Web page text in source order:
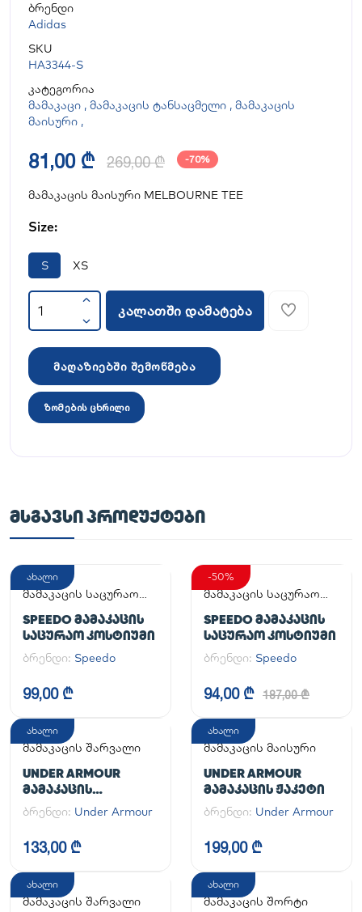
ბრენდი
Adidas
SKU
HA3344-S
კატეგორია
მამაკაცი , მამაკაცის ტანსაცმელი , მამაკაცის
მაისური ,
81,00 ₾ 269,00 ₾ -70%
მამაკაცის მაისური MELBOURNE TEE
Size:
S XS
კალათში დამატება
მაღაზიებში შემოწმება
ზომების ცხრილი
ᲛᲡᲒᲐᲕᲡᲘ ᲞᲠᲝᲓᲣᲥᲢᲔᲑᲘ
ახალი
მამაკაცის საცურაო
SPEEDO ᲛᲐᲛᲐᲙᲐᲪᲘᲡ
ᲡᲐᲪᲣᲠᲐᲝ ᲙᲝᲡᲢᲘᲣᲛᲘ
ბრენდი: Speedo
99,00 ₾
-50%
მამაკაცის საცურაო
SPEEDO ᲛᲐᲛᲐᲙᲐᲪᲘᲡ
ᲡᲐᲪᲣᲠᲐᲝ ᲙᲝᲡᲢᲘᲣᲛᲘ
ბრენდი: Speedo
94,00 ₾ 187,00 ₾
ახალი
მამაკაცის შარვალი
UNDER ARMOUR
ᲛᲐᲛᲐᲙᲐᲪᲘᲡ
ᲡᲞᲝᲠᲢᲣᲚᲘ ᲨᲐᲠᲕᲐᲚᲘ
UA CG ARMOUR
LEGGINGS
ბრენდი: Under Armour
133,00 ₾
ახალი
მამაკაცის მაისური
UNDER ARMOUR
ᲛᲐᲛᲐᲙᲐᲪᲘᲡ ᲟᲐᲙᲔᲢᲘ
ბრენდი: Under Armour
199,00 ₾
ახალი
მამაკაცის შარვალი
ახალი
მამაკაცის შორტი